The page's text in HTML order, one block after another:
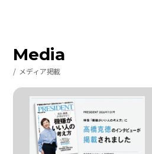
Media
メディア掲載